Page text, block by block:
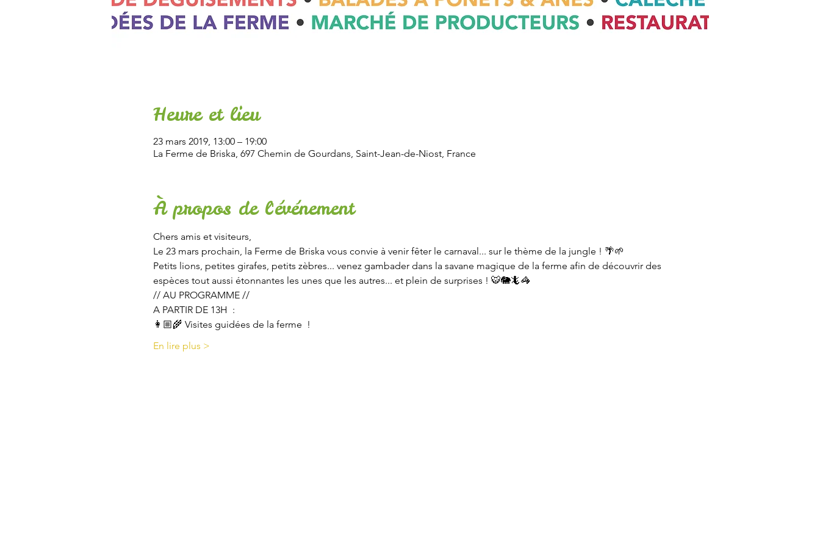
Heure et lieu
23 mars 2019, 13:00 – 19:00
La Ferme de Briska, 697 Chemin de Gourdans, Saint-Jean-de-Niost, France
À propos de l'événement
Chers amis et visiteurs,
Le 23 mars prochain, la Ferme de Briska vous convie à venir fêter le carnaval... sur le thème de la jungle ! 🌴🌱
Petits lions, petites girafes, petits zèbres... venez gambader dans la savane magique de la ferme afin de découvrir des
espèces tout aussi étonnantes les unes que les autres... et plein de surprises ! 🐯🐘🦎🦓
// AU PROGRAMME //
A PARTIR DE 13H  :
👩🏼‍🌾 Visites guidées de la ferme  !
En lire plus >